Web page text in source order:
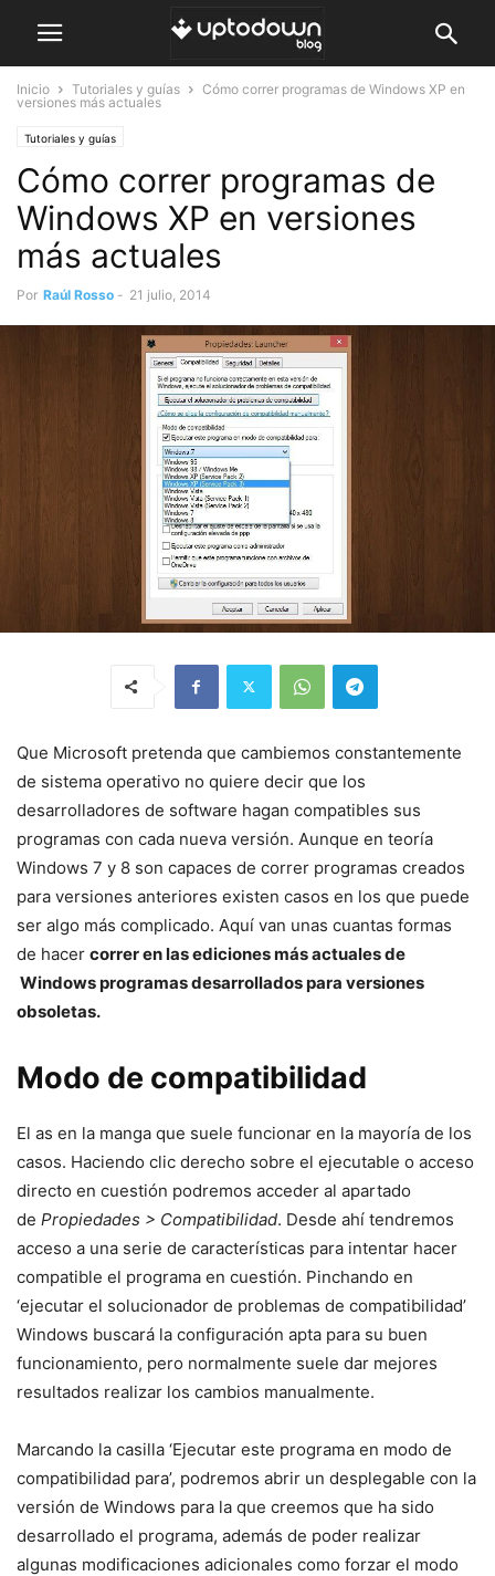
Inicio Tutoriales y guías
Cómo correr programas de Windows XP en
versiones más actuales
Tutoriales y guías
Cómo correr programas de
Windows XP en versiones
más actuales
Por Raúl Rosso - 21 julio, 2014
Que Microsoft pretenda que cambiemos constantemente
de sistema operativo no quiere decir que los
desarrolladores de software hagan compatibles sus
programas con cada nueva versión. Aunque en teoría
Windows 7 y 8 son capaces de correr programas creados
para versiones anteriores existen casos en los que puede
ser algo más complicado. Aquí van unas cuantas formas
de hacer correr en las ediciones más actuales de
Windows programas desarrollados para versiones
obsoletas.
Modo de compatibilidad
El as en la manga que suele funcionar en la mayoría de los
casos. Haciendo clic derecho sobre el ejecutable o acceso
directo en cuestión podremos acceder al apartado
de Propiedades > Compatibilidad. Desde ahí tendremos
acceso a una serie de características para intentar hacer
compatible el programa en cuestión. Pinchando en
‘ejecutar el solucionador de problemas de compatibilidad’
Windows buscará la configuración apta para su buen
funcionamiento, pero normalmente suele dar mejores
resultados realizar los cambios manualmente.
Marcando la casilla ‘Ejecutar este programa en modo de
compatibilidad para’, podremos abrir un desplegable con la
versión de Windows para la que creemos que ha sido
desarrollado el programa, además de poder realizar
algunas modificaciones adicionales como forzar el modo